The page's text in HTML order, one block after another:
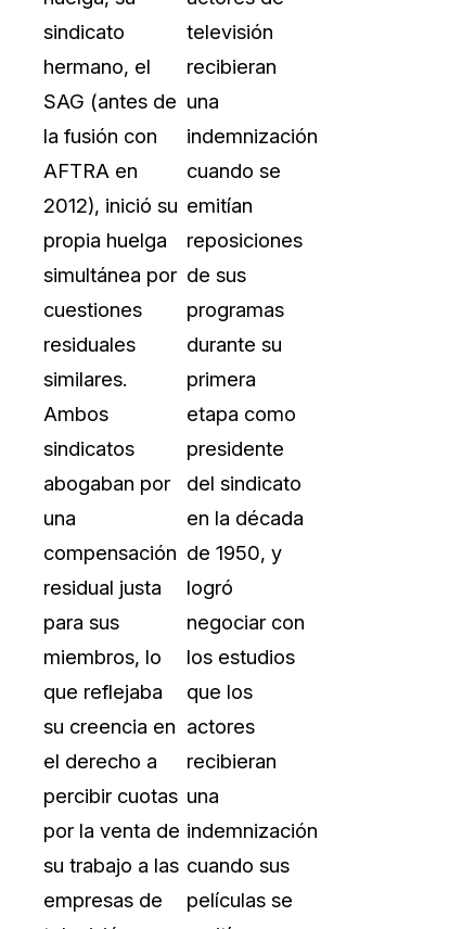
sindicato
hermano, el
SAG (antes de
la fusión con
AFTRA en
2012), inició su
propia huelga
simultánea por
cuestiones
residuales
similares.
Ambos
sindicatos
abogaban por
una
compensación
residual justa
para sus
miembros, lo
que reflejaba
su creencia en
el derecho a
percibir cuotas
por la venta de
su trabajo a las
empresas de
televisión
recibieran
una
indemnización
cuando se
emitían
reposiciones
de sus
programas
durante su
primera
etapa como
presidente
del sindicato
en la década
de 1950, y
logró
negociar con
los estudios
que los
actores
recibieran
una
indemnización
cuando sus
películas se